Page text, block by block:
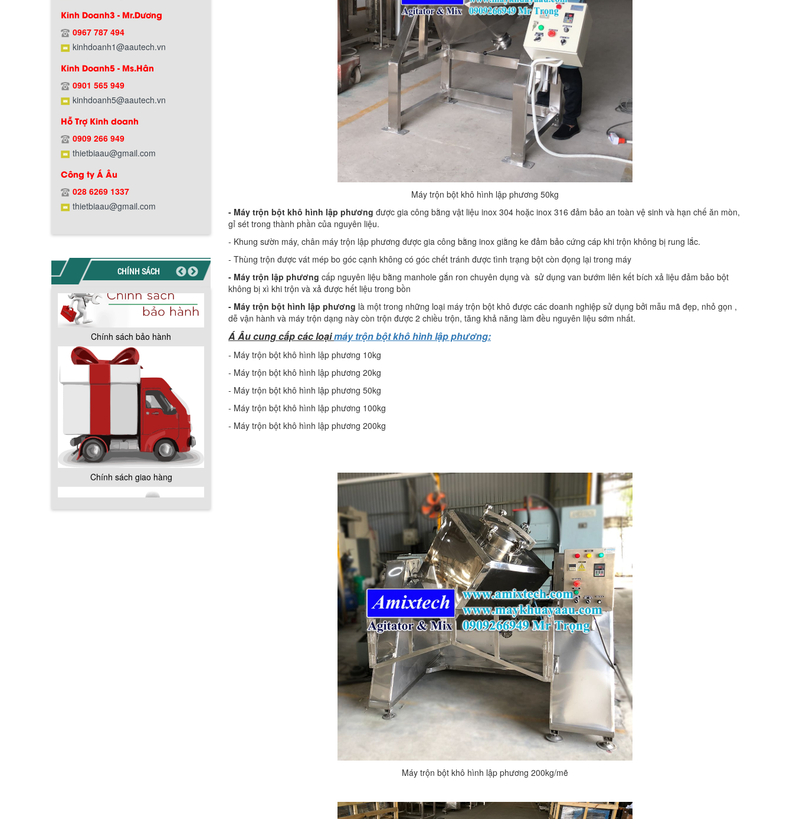
Kinh Doanh3 - Mr.Dương
0967 787 494
kinhdoanh1@aautech.vn
Kinh Doanh5 - Ms.Hân
0901 565 949
kinhdoanh5@aautech.vn
Hỗ Trợ Kinh doanh
0909 266 949
thietbiaau@gmail.com
Công ty Á Âu
028 6269 1337
thietbiaau@gmail.com
CHÍNH SÁCH
Chính sách giao hàng
Hướng dẫn thanh toán mua hàng
Chính sách đổi trả hàng
Chính sách bảo hành
Chính sách giao hàng
Máy trộn bột khô hình lập phương 50kg
- Máy trộn bột khô hình lập phương được gia công bằng vật liệu inox 304 hoặc inox 316 đảm bảo an toàn vệ sinh và hạn chế ăn mòn,
gỉ sét trong thành phần của nguyên liệu.
- Khung sườn máy, chân máy trộn lập phương được gia công bằng inox giằng ke đảm bảo cứng cáp khi trộn không bị rung lắc.
- Thùng trộn được vát mép bo góc cạnh không có góc chết tránh được tình trạng bột còn đọng lại trong máy
- Máy trộn lập phương cấp nguyên liệu bằng manhole gắn ron chuyên dụng và sử dụng van bướm liên kết bích xả liệu đảm bảo bột
không bị xì khi trộn và xả được hết liệu trong bồn
- Máy trộn bột hình lập phương là một trong những loại máy trộn bột khô được các doanh nghiệp sử dụng bởi mẫu mã đẹp, nhỏ gọn ,
dễ vận hành và máy trộn dạng này còn trộn được 2 chiều trộn, tăng khả năng làm đều nguyên liệu sớm nhất.
Á Âu cung cấp các loạimáy trộn bột khô hình lập phương:
- Máy trộn bột khô hình lập phương 10kg
- Máy trộn bột khô hình lập phương 20kg
- Máy trộn bột khô hình lập phương 50kg
- Máy trộn bột khô hình lập phương 100kg
- Máy trộn bột khô hình lập phương 200kg
Máy trộn bột khô hình lập phương 200kg/mẽ